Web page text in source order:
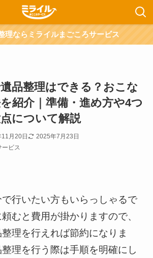
理ならミライルまごころサービス
品整理はできる？おこな
紹介｜準備・進め方や4つ
について解説
月20日
2025年7月23日
ービス
行いたい方もいらっしゃるで
むと費用が掛かりますので、
理を行えれば節約になりま
理を行う際は手順を明確にし